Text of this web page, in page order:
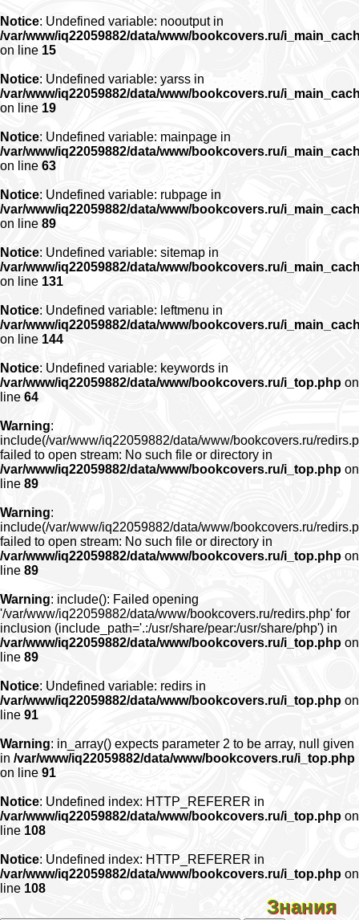
Notice: Undefined variable: nooutput in
/var/www/iq22059882/data/www/bookcovers.ru/
on line 15
Notice: Undefined variable: yarss in
/var/www/iq22059882/data/www/bookcovers.ru/
on line 19
Notice: Undefined variable: mainpage in
/var/www/iq22059882/data/www/bookcovers.ru/
on line 63
Notice: Undefined variable: rubpage in
/var/www/iq22059882/data/www/bookcovers.ru/
on line 89
Notice: Undefined variable: sitemap in
/var/www/iq22059882/data/www/bookcovers.ru/
on line 131
Notice: Undefined variable: leftmenu in
/var/www/iq22059882/data/www/bookcovers.ru/
on line 144
Notice: Undefined variable: keywords in
/var/www/iq22059882/data/www/bookcovers.ru/i_top.php on
line 64
Warning:
include(/var/www/iq22059882/data/www/bookcovers.ru/
failed to open stream: No such file or directory in
/var/www/iq22059882/data/www/bookcovers.ru/i_top.php on
line 89
Warning:
include(/var/www/iq22059882/data/www/bookcovers.ru/
failed to open stream: No such file or directory in
/var/www/iq22059882/data/www/bookcovers.ru/i_top.php on
line 89
Warning: include(): Failed opening
'/var/www/iq22059882/data/www/bookcovers.ru/redirs.php' for
inclusion (include_path='.:/usr/share/pear:/usr/share/php') in
/var/www/iq22059882/data/www/bookcovers.ru/i_top.php on
line 89
Notice: Undefined variable: redirs in
/var/www/iq22059882/data/www/bookcovers.ru/i_top.php on
line 91
Warning: in_array() expects parameter 2 to be array, null given
in /var/www/iq22059882/data/www/bookcovers.ru/i_top.php
on line 91
Notice: Undefined index: HTTP_REFERER in
/var/www/iq22059882/data/www/bookcovers.ru/i_top.php on
line 108
Notice: Undefined index: HTTP_REFERER in
/var/www/iq22059882/data/www/bookcovers.ru/i_top.php on
line 108
Знания